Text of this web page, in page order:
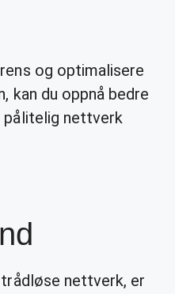
og optimalisere
kan du oppnå bedre
pålitelig nettverk
nettverk, er